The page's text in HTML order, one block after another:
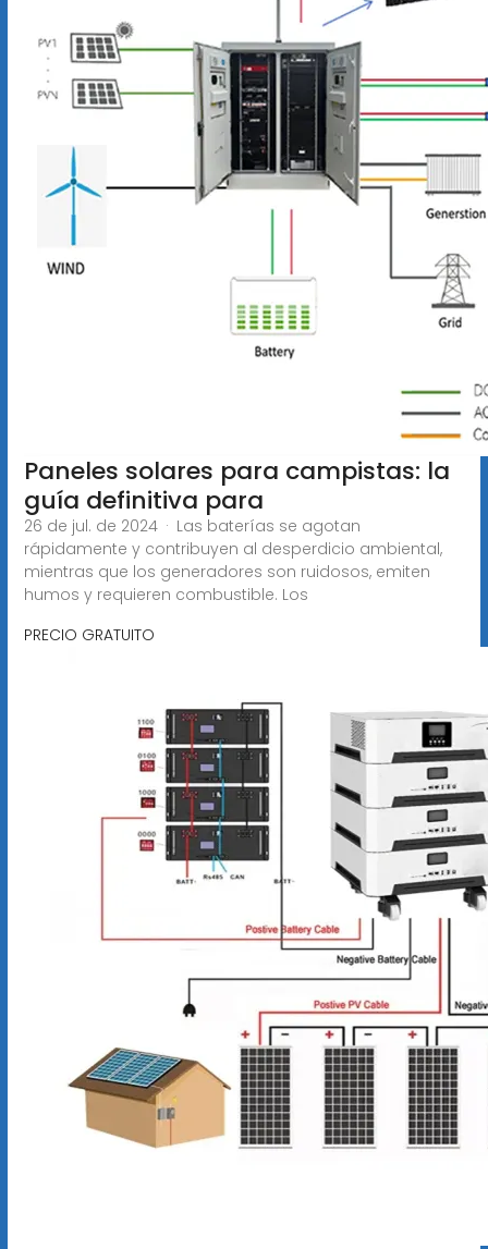
Paneles solares para campistas: la
guía definitiva para
26 de jul. de 2024 · Las baterías se agotan
rápidamente y contribuyen al desperdicio ambiental,
mientras que los generadores son ruidosos, emiten
humos y requieren combustible. Los
PRECIO GRATUITO